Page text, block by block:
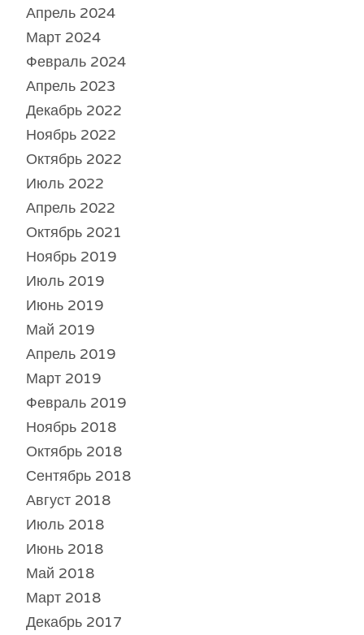
Апрель 2024
Март 2024
Февраль 2024
Апрель 2023
Декабрь 2022
Ноябрь 2022
Октябрь 2022
Июль 2022
Апрель 2022
Октябрь 2021
Ноябрь 2019
Июль 2019
Июнь 2019
Май 2019
Апрель 2019
Март 2019
Февраль 2019
Ноябрь 2018
Октябрь 2018
Сентябрь 2018
Август 2018
Июль 2018
Июнь 2018
Май 2018
Март 2018
Декабрь 2017